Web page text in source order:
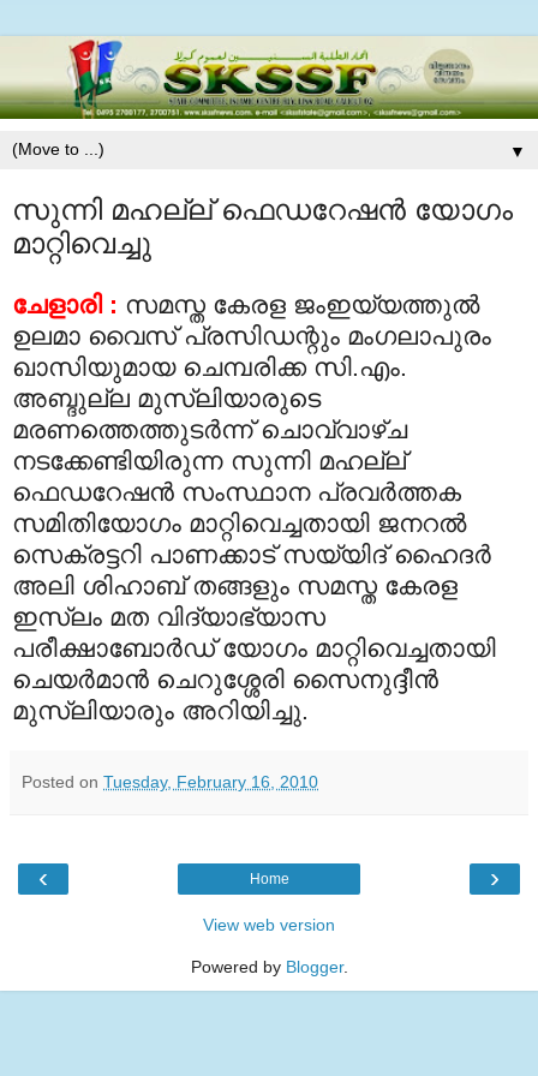
▼
സുന്നി മഹല്ല് ഫെഡറേഷന്‍ യോഗം
മാറ്റിവെച്ചു
ചേളാരി : സമസ്ത കേരള ജംഇയ്യത്തുല്‍
ഉലമാ വൈസ് പ്രസിഡന്റും മംഗലാപുരം
ഖാസിയുമായ ചെമ്പരിക്ക സി.എം.
അബ്ദുല്ല മുസ്‌ലിയാരുടെ
മരണത്തെത്തുടര്‍ന്ന് ചൊവ്വാഴ്ച
നടക്കേണ്ടിയിരുന്ന സുന്നി മഹല്ല്
ഫെഡറേഷന്‍ സംസ്ഥാന പ്രവര്‍ത്തക
സമിതിയോഗം മാറ്റിവെച്ചതായി ജനറല്‍
സെക്രട്ടറി പാണക്കാട് സയ്യിദ് ഹൈദര്‍
അലി ശിഹാബ് തങ്ങളും സമസ്ത കേരള
ഇസ്‌ലം മത വിദ്യാഭ്യാസ
പരീക്ഷാബോര്‍ഡ് യോഗം മാറ്റിവെച്ചതായി
ചെയര്‍മാന്‍ ചെറുശ്ശേരി സൈനുദ്ദീന്‍
മുസ്‌ലിയാരും അറിയിച്ചു.
Posted on Tuesday, February 16, 2010
‹ ›
Home
View web version
Powered by Blogger.